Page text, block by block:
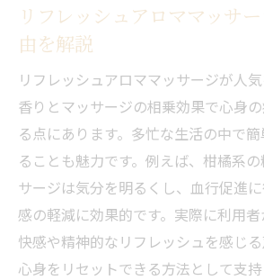
リフレッシュアロママッサ
由を解説
リフレッシュアロママッサージが人気
香りとマッサージの相乗効果で心身
る点にあります。多忙な生活の中で
ることも魅力です。例えば、柑橘系
サージは気分を明るくし、血行促進
感の軽減に効果的です。実際に利用
快感や精神的なリフレッシュを感じ
心身をリセットできる方法として支持